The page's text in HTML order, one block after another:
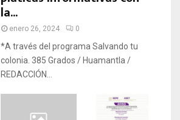
la...
enero 26, 2024 0
*A través del programa Salvando tu
colonia. 385 Grados / Huamantla /
REDACCIÓN...